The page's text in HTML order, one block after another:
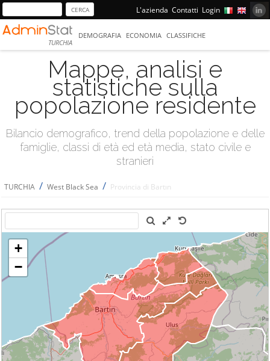
L'azienda Contatti Login
TURCHIA
DEMOGRAFIA ECONOMIA CLASSIFICHE
Mappe, analisi e
statistiche sulla
popolazione residente
Bilancio demografico, trend della popolazione e delle
famiglie, classi di età ed età media, stato civile e
stranieri
TURCHIA / West Black Sea / Provincia di Bartın